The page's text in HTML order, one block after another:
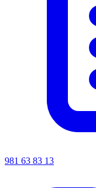
981 63 83 13